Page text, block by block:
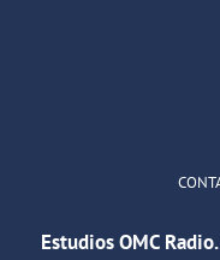
Estudios OMC Radio.